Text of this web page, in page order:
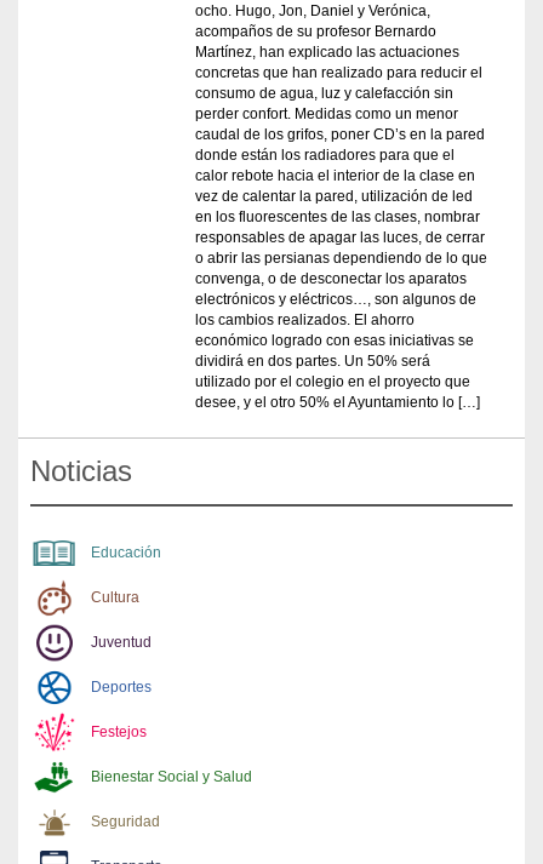
ocho. Hugo, Jon, Daniel y Verónica,
acompaños de su profesor Bernardo
Martínez, han explicado las actuaciones
concretas que han realizado para reducir el
consumo de agua, luz y calefacción sin
perder confort. Medidas como un menor
caudal de los grifos, poner CD’s en la pared
donde están los radiadores para que el
calor rebote hacia el interior de la clase en
vez de calentar la pared, utilización de led
en los fluorescentes de las clases, nombrar
responsables de apagar las luces, de cerrar
o abrir las persianas dependiendo de lo que
convenga, o de desconectar los aparatos
electrónicos y eléctricos…, son algunos de
los cambios realizados. El ahorro
económico logrado con esas iniciativas se
dividirá en dos partes. Un 50% será
utilizado por el colegio en el proyecto que
desee, y el otro 50% el Ayuntamiento lo […]
Noticias
Educación
Cultura
Juventud
Deportes
Festejos
Bienestar Social y Salud
Seguridad